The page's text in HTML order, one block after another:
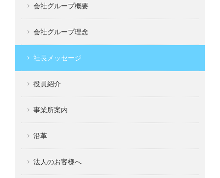
会社グループ概要
会社グループ理念
社長メッセージ
役員紹介
事業所案内
沿革
法人のお客様へ